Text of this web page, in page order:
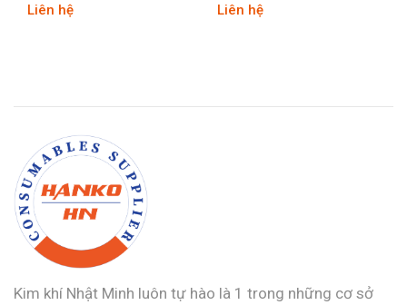
Liên hệ Liên hệ
Kim khí Nhật Minh luôn tự hào là 1 trong những cơ sở